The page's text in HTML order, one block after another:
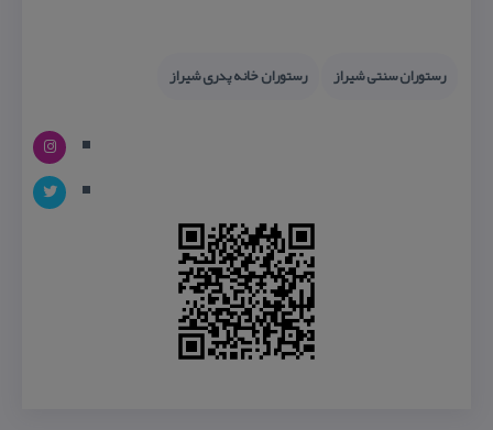
رستوران سنتی شیراز رستوران خانه پدری شیراز